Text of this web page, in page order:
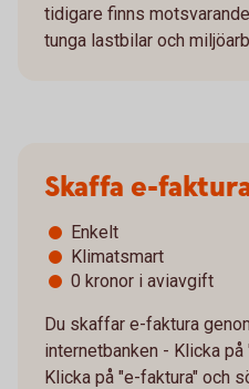
tidigare finns
tunga lastbilar och
Skaffa e-
Enkelt
Klimatsmart
0 kronor i aviavgift
Du skaffar e-faktura
internetbanken - Klicka
Klicka på "e-faktura" och